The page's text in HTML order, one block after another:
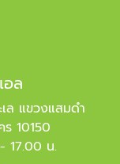
ล
ล แขวงแสมดำ
10150
17.00 น.